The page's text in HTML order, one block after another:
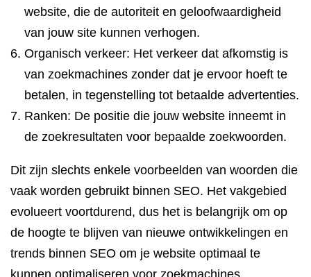
website, die de autoriteit en geloofwaardigheid
van jouw site kunnen verhogen.
Organisch verkeer: Het verkeer dat afkomstig is
van zoekmachines zonder dat je ervoor hoeft te
betalen, in tegenstelling tot betaalde advertenties.
Ranken: De positie die jouw website inneemt in
de zoekresultaten voor bepaalde zoekwoorden.
Dit zijn slechts enkele voorbeelden van woorden die
vaak worden gebruikt binnen SEO. Het vakgebied
evolueert voortdurend, dus het is belangrijk om op
de hoogte te blijven van nieuwe ontwikkelingen en
trends binnen SEO om je website optimaal te
kunnen optimaliseren voor zoekmachines.